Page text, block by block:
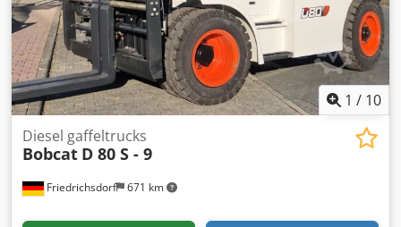
1 / 10
Friedrichsdorf 671 km
Diesel gaffeltrucks
Bobcat D 80 S - 9